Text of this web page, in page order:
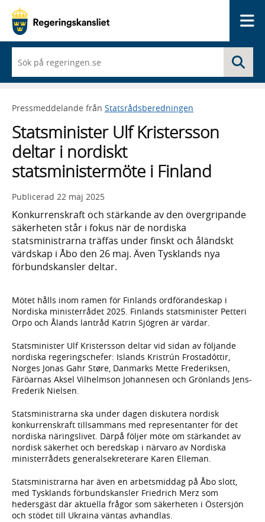
du
börjar
skriva
framträder
lista
med
sökförslag
Pressmeddelande från Statsrådsberedningen
Statsminister Ulf Kristersson
deltar i nordiskt
statsministermöte i Finland
Publicerad 22 maj 2025
Konkurrenskraft och stärkande av den övergripande
säkerheten står i fokus när de nordiska
statsministrarna träffas under finskt och åländskt
värdskap i Åbo den 26 maj. Även Tysklands nya
förbundskansler deltar.
Mötet hålls inom ramen för Finlands ordförandeskap i
Nordiska ministerrådet 2025. Finlands statsminister Petteri
Orpo och Ålands lantråd Katrin Sjögren är värdar.
Statsminister Ulf Kristersson deltar vid sidan av följande
nordiska regeringschefer: Islands Kristrún Frostadóttir,
Norges Jonas Gahr Støre, Danmarks Mette Frederiksen,
Färöarnas Aksel Vilhelmson Johannesen och Grönlands Jens-
Frederik Nielsen.
Statsministrarna ska under dagen diskutera nordisk
konkurrenskraft tillsammans med representanter för det
nordiska näringslivet. Därpå följer möte om stärkandet av
nordisk säkerhet och beredskap i närvaro av Nordiska
ministerrådets generalsekreterare Karen Elleman.
Statsministrarna har även en arbetsmiddag på Åbo slott,
med Tysklands förbundskansler Friedrich Merz som
hedersgäst där aktuella frågor som säkerheten i Östersjön
och stödet till Ukraina väntas avhandlas.